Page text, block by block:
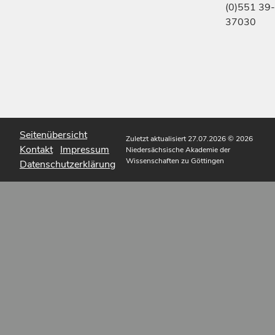
(0)551 39-
37030
Seitenübersicht
Kontakt Impressum
Datenschutzerklärung
Zuletzt aktualisiert 27.07.2026© 2026
Niedersächsische Akademie der
Wissenschaften zu Göttingen